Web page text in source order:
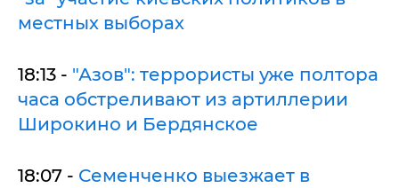
местных выборах
18:13 - "Азов": террористы уже полтора
часа обстреливают из артиллерии
Широкино и Бердянское
18:07 - Семенченко выезжает в